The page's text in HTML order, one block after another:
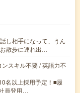
し相手になって、うん
散歩に連れ出…
スキル不要 / 英語力不
名以上採用予定！■履
員登用…